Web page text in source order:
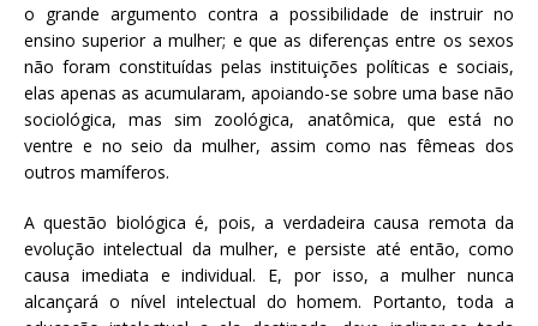
o grande argumento contra a possibilidade de instruir no
ensino superior a mulher; e que as diferenças entre os sexos
não foram constituídas pelas instituições políticas e sociais,
elas apenas as acumularam, apoiando-se sobre uma base não
sociológica, mas sim zoológica, anatômica, que está no
ventre e no seio da mulher, assim como nas fêmeas dos
outros mamíferos.
A questão biológica é, pois, a verdadeira causa remota da
evolução intelectual da mulher, e persiste até então, como
causa imediata e individual. E, por isso, a mulher nunca
alcançará o nível intelectual do homem. Portanto, toda a